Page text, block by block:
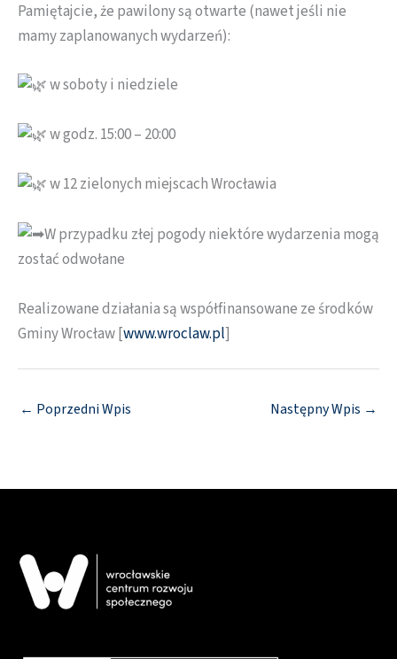
Pamiętajcie, że pawilony są otwarte (nawet jeśli nie
mamy zaplanowanych wydarzeń):
w soboty i niedziele
w godz. 15:00 – 20:00
w 12 zielonych miejscach Wrocławia
W przypadku złej pogody niektóre wydarzenia mogą
zostać odwołane
Realizowane działania są współfinansowane ze środków
Gminy Wrocław [www.wroclaw.pl]
← Poprzedni Wpis Następny Wpis →